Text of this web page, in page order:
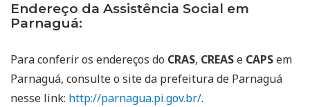
Endereço da Assistência Social em
Parnaguá:
Para conferir os endereços do CRAS, CREASe CAPSem
Parnaguá, consulte o site da prefeitura de Parnaguá
nesse link: http://parnagua.pi.gov.br/.